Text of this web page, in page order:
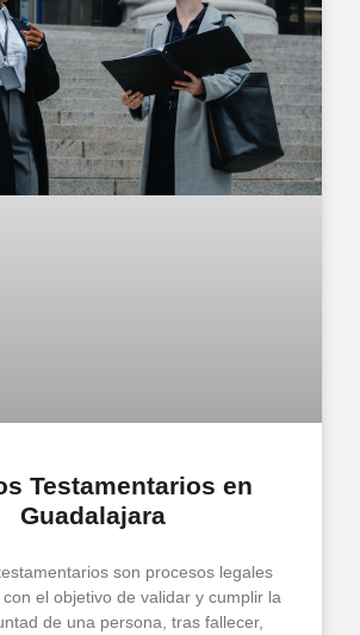
Testamentarios en
Guadalajara
son procesos legales
el objetivo de validar y cumplir la
de una persona, tras fallecer,